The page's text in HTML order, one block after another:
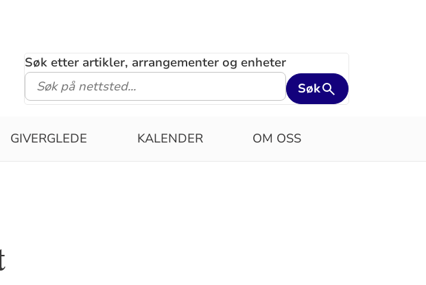
Søk etter artikler, arrangementer og enheter
Søk
GIVERGLEDE KALENDER OM OSS